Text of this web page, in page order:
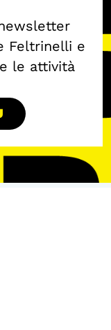
Feltrinelli e
le attività